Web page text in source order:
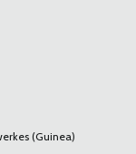
(Guinea)